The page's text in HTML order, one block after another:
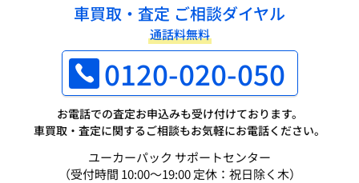
車買取・査定 ご相談ダイヤル
通話料無料
0120-020-050
お電話での査定お申込みも受け付けております。
車買取・査定に関するご相談もお気軽にお電話ください。
ユーカーパック サポートセンター
（受付時間 10:00～19:00 定休：祝日除く木）